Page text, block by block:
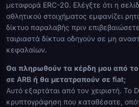
μεταφορά ERC-20. Ελέγξτε ότι η
αθλητικού στοιχήματος εμφανίζει
δίκτυο παραλαβής πριν
ταιριαστά δίκτυα οδηγούν σε μη
κεφαλαίων.
Θα πληρωθούν τα κέρδη μου από
σε ARB ή θα μετατραπούν σε fiat;
Αυτό εξαρτάται από τον χειριστή. Το
κρυπτογράφηση που καταθέσατε,